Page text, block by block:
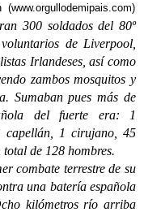
300 soldados del 80º
de Liverpool,
Irlandeses, así como
zambos mosquitos y
Sumaban pues más de
del fuerte era: 1
capellán, 1 cirujano, 45
de 128 hombres.
terrestre de su
una batería española
kilómetros río arriba